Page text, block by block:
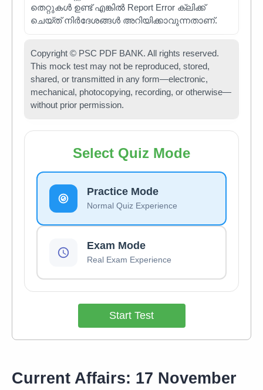
തെറ്റുകൾ ഉണ്ട് എങ്കിൽ Report Error ക്ലിക്ക്
ചെയ്ത് നിർദേശങ്ങൾ അറിയിക്കാവുന്നതാണ്.
Copyright © PSC PDF BANK. All rights reserved.
This mock test may not be reproduced, stored,
shared, or transmitted in any form—electronic,
mechanical, photocopying, recording, or otherwise—
without prior permission.
Select Quiz Mode
Practice Mode
Normal Quiz Experience
Exam Mode
Real Exam Experience
Start Test
Current Affairs: 17 November